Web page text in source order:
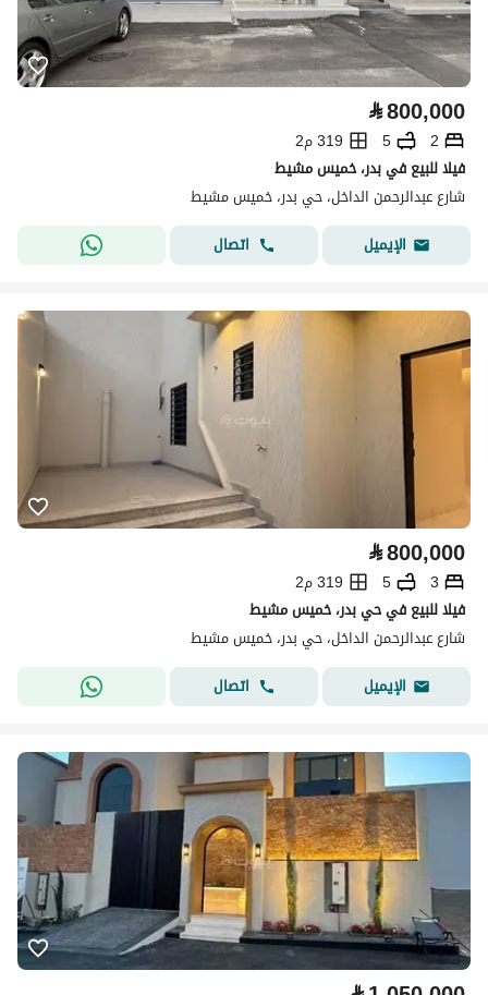
⃁800,000
2
5
319 م2
فيلا للبيع في بدر، خميس مشيط
شارع عبدالرحمن الداخل، حي بدر، خميس مشيط
الإيميل
اتصال
⃁800,000
3
5
319 م2
فيلا للبيع في حي بدر، خميس مشيط
شارع عبدالرحمن الداخل، حي بدر، خميس مشيط
الإيميل
اتصال